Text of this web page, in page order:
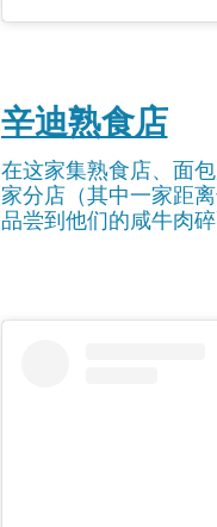
辛迪熟食店
在这家集熟食店、面
家分店（其中一家距
品尝到他们的咸牛肉